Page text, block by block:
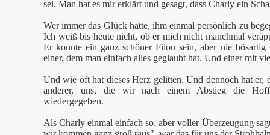
sei. Man hat es mir erklärt und gesagt, dass Charly ein
Wer immer das Glück hatte, ihm einmal persönlich zu
Ich weiß bis heute nicht, ob er mich nicht manchmal
Er konnte ein ganz schöner Filou sein, aber nie
einer, dem man einfach alles geglaubt hat. Und einer mit
Und wie oft hat dieses Herz gelitten. Und dennoch hat
anderer, uns, die wir nach einem Abstieg die
wiedergegeben.
Als Charly einmal einfach so, aber voller Überzeugung